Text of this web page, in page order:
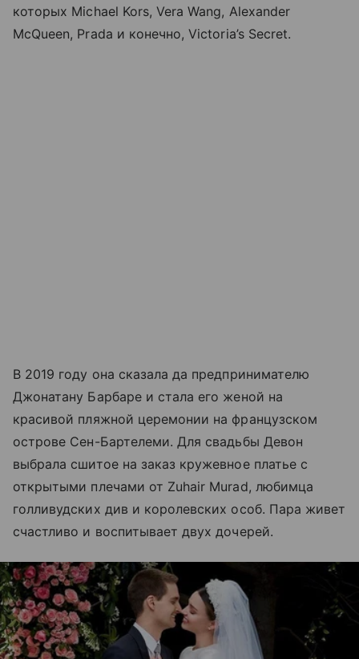
которых Michael Kors, Vera Wang, Alexander
McQueen, Prada и конечно, Victoria’s Secret.
В 2019 году она сказала да предпринимателю
Джонатану Барбаре и стала его женой на
красивой пляжной церемонии на французском
острове Сен-Бартелеми. Для свадьбы Девон
выбрала сшитое на заказ кружевное платье с
открытыми плечами от Zuhair Murad, любимца
голливудских див и королевских особ. Пара живет
счастливо и воспитывает двух дочерей.